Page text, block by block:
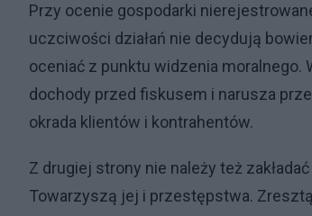
Przy ocenie gospodarki
uczciwości działań nie decydują
oceniać z punktu widzenia moralnego.
dochody przed fiskusem i narusza
okrada klientów i kontrahentów.
Z drugiej strony nie należy też
Towarzyszą jej i przestępstwa.